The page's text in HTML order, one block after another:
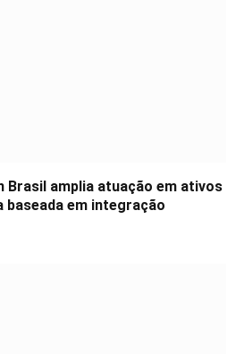
Brasil amplia atuação em ativos
em integração